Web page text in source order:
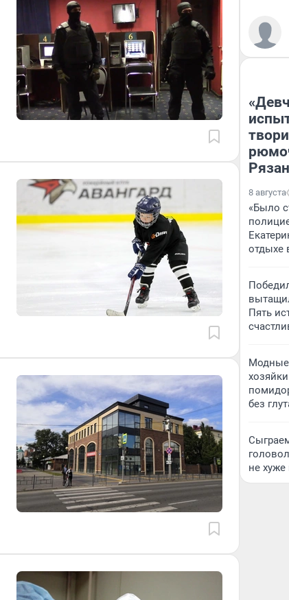
8 августа
«Было
отдыхе
Пять
Модные
без
не